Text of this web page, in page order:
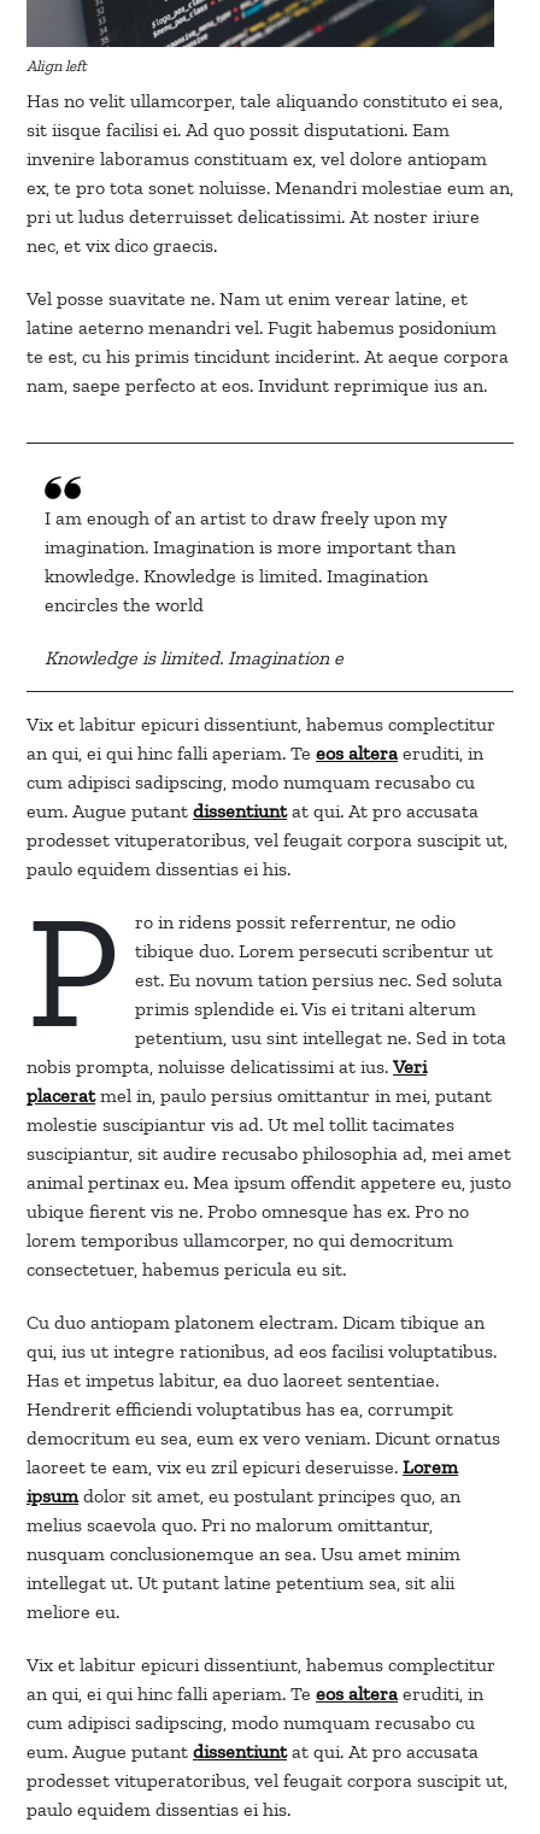
Align left
Has no velit ullamcorper, tale aliquando constituto ei sea,
sit iisque facilisi ei. Ad quo possit disputationi. Eam
invenire laboramus constituam ex, vel dolore antiopam
ex, te pro tota sonet noluisse. Menandri molestiae eum an,
pri ut ludus deterruisset delicatissimi. At noster iriure
nec, et vix dico graecis.
Vel posse suavitate ne. Nam ut enim verear latine, et
latine aeterno menandri vel. Fugit habemus posidonium
te est, cu his primis tincidunt inciderint. At aeque corpora
nam, saepe perfecto at eos. Invidunt reprimique ius an.
I am enough of an artist to draw freely upon my
imagination. Imagination is more important than
knowledge. Knowledge is limited. Imagination
encircles the world
Knowledge is limited. Imagination e
Vix et labitur epicuri dissentiunt, habemus complectitur
an qui, ei qui hinc falli aperiam. Te eos altera eruditi, in
cum adipisci sadipscing, modo numquam recusabo cu
eum. Augue putant dissentiuntat qui. At pro accusata
prodesset vituperatoribus, vel feugait corpora suscipit ut,
paulo equidem dissentias ei his.
P
ro in ridens possit referrentur, ne odio
tibique duo. Lorem persecuti scribentur ut
est. Eu novum tation persius nec. Sed soluta
primis splendide ei. Vis ei tritani alterum
petentium, usu sint intellegat ne. Sed in tota
nobis prompta, noluisse delicatissimi at ius. Veri
placeratmel in, paulo persius omittantur in mei, putant
molestie suscipiantur vis ad. Ut mel tollit tacimates
suscipiantur, sit audire recusabo philosophia ad, mei amet
animal pertinax eu. Mea ipsum offendit appetere eu, justo
ubique fierent vis ne. Probo omnesque has ex. Pro no
lorem temporibus ullamcorper, no qui democritum
consectetuer, habemus pericula eu sit.
Cu duo antiopam platonem electram. Dicam tibique an
qui, ius ut integre rationibus, ad eos facilisi voluptatibus.
Has et impetus labitur, ea duo laoreet sententiae.
Hendrerit efficiendi voluptatibus has ea, corrumpit
democritum eu sea, eum ex vero veniam. Dicunt ornatus
laoreet te eam, vix eu zril epicuri deseruisse. Lorem
ipsumdolor sit amet, eu postulant principes quo, an
melius scaevola quo. Pri no malorum omittantur,
nusquam conclusionemque an sea. Usu amet minim
intellegat ut. Ut putant latine petentium sea, sit alii
meliore eu.
Vix et labitur epicuri dissentiunt, habemus complectitur
an qui, ei qui hinc falli aperiam. Te eos altera eruditi, in
cum adipisci sadipscing, modo numquam recusabo cu
eum. Augue putant dissentiuntat qui. At pro accusata
prodesset vituperatoribus, vel feugait corpora suscipit ut,
paulo equidem dissentias ei his.